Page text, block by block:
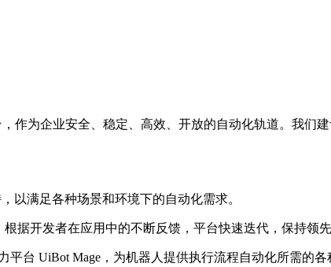
作为企业安全、稳定、高效、开放的自动化轨道。我们
以满足各种场景和环境下的自动化需求。
据开发者在应用中的不断反馈，平台快速迭代，保持领先
台 UiBot Mage，为机器人提供执行流程自动化所需的